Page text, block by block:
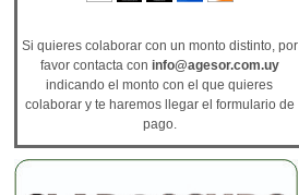
Si quieres colaborar con un monto distinto, por
favor contacta con info@agesor.com.uy
indicando el monto con el que quieres
colaborar y te haremos llegar el formulario de
pago.